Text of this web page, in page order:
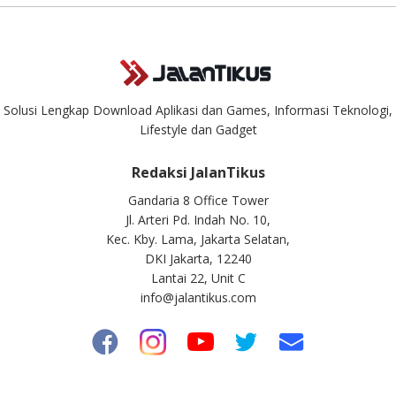
Solusi Lengkap Download Aplikasi dan Games, Informasi Teknologi,
Lifestyle dan Gadget
Redaksi JalanTikus
Gandaria 8 Office Tower
Jl. Arteri Pd. Indah No. 10,
Kec. Kby. Lama, Jakarta Selatan,
DKI Jakarta, 12240
Lantai 22, Unit C
info@jalantikus.com